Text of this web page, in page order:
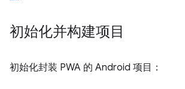
初始化并构建项目
初始化封装 PWA 的 Android 项目：